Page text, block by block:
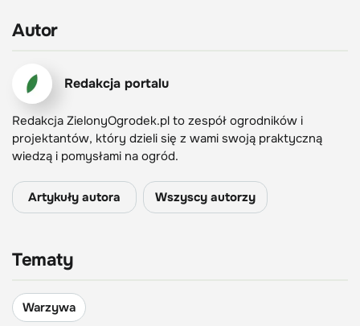
Autor
Redakcja portalu
Redakcja ZielonyOgrodek.pl to zespół ogrodników i
projektantów, który dzieli się z wami swoją praktyczną
wiedzą i pomysłami na ogród.
Artykuły autora Wszyscy autorzy
Tematy
Warzywa